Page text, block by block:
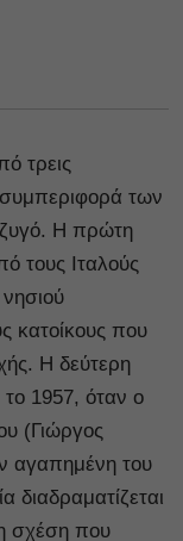
τρεις
συμπεριφορά των
ζυγό. Η πρώτη
τους Ιταλούς
κατοίκους που
Η δεύτερη
το 1957, όταν ο
(Γιώργος
αγαπημένη του
διαδραματίζεται
σχέση που